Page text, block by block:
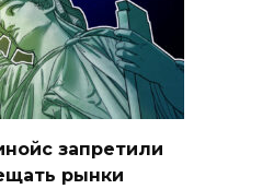
запретили
рынки